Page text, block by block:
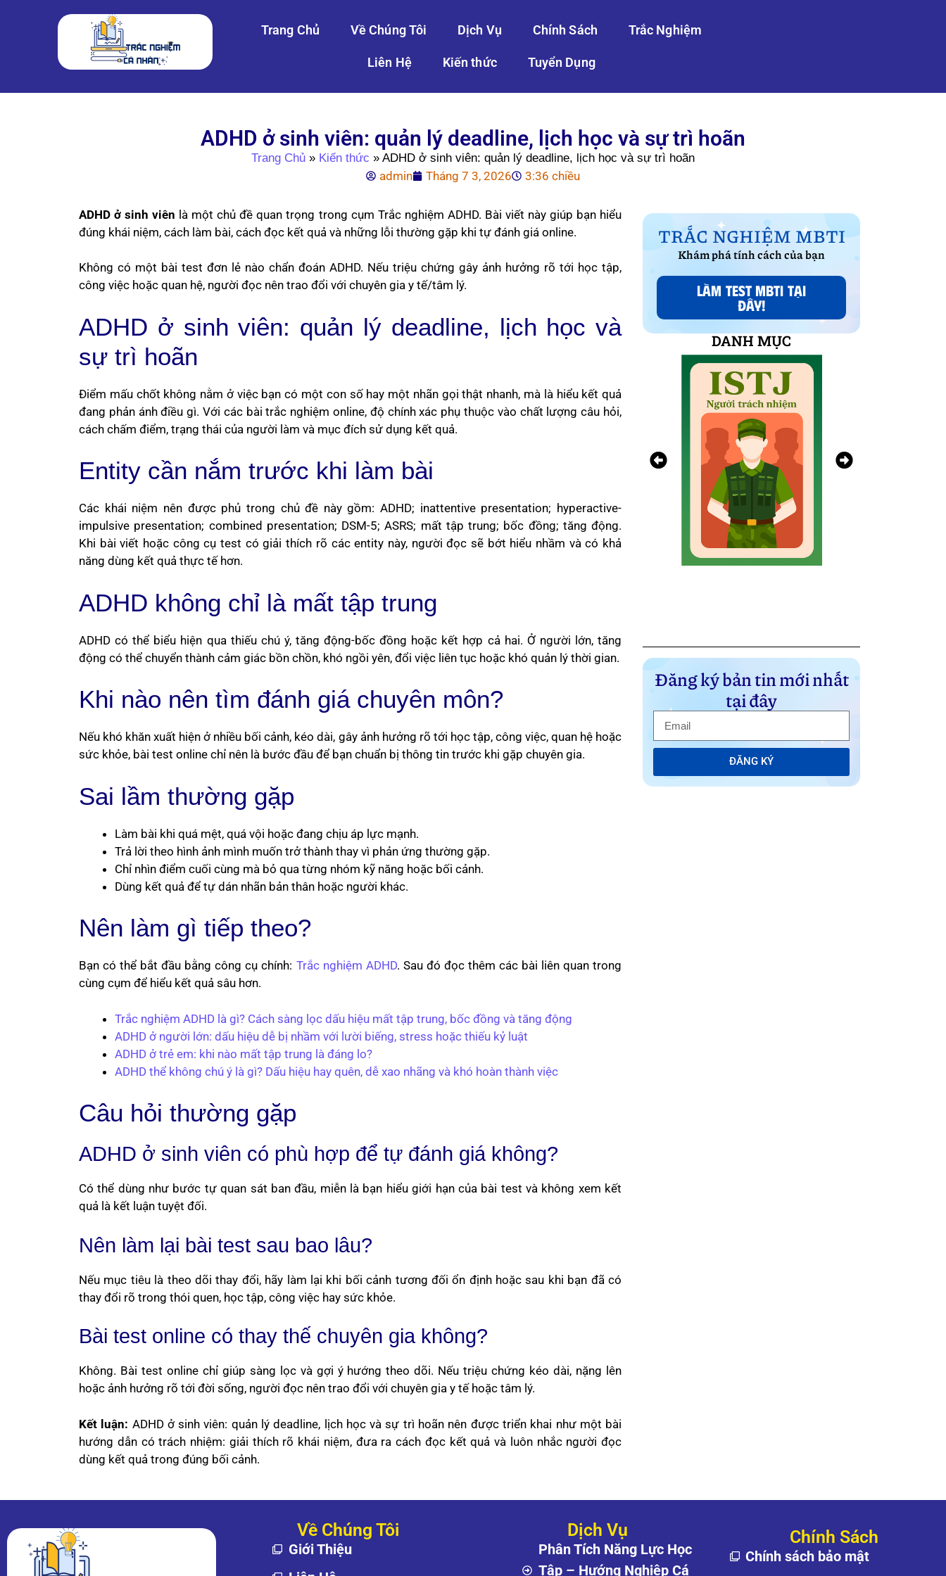
Trang Chủ Về Chúng Tôi Dịch Vụ Chính Sách Trắc Nghiệm
Liên Hệ Kiến thức Tuyển Dụng
ADHD ở sinh viên: quản lý deadline, lịch học và sự trì hoãn
Trang Chủ » Kiến thức » ADHD ở sinh viên: quản lý deadline, lịch học và sự trì hoãn
admin Tháng 7 3, 2026 3:36 chiều
ADHD ở sinh viên là một chủ đề quan trọng trong cụm Trắc nghiệm ADHD. Bài viết này giúp bạn hiểu
đúng khái niệm, cách làm bài, cách đọc kết quả và những lỗi thường gặp khi tự đánh giá online.
Không có một bài test đơn lẻ nào chẩn đoán ADHD. Nếu triệu chứng gây ảnh hưởng rõ tới học tập,
công việc hoặc quan hệ, người đọc nên trao đổi với chuyên gia y tế/tâm lý.
ADHD ở sinh viên: quản lý deadline, lịch học và
sự trì hoãn
Điểm mấu chốt không nằm ở việc bạn có một con số hay một nhãn gọi thật nhanh, mà là hiểu kết quả
đang phản ánh điều gì. Với các bài trắc nghiệm online, độ chính xác phụ thuộc vào chất lượng câu hỏi,
cách chấm điểm, trạng thái của người làm và mục đích sử dụng kết quả.
Entity cần nắm trước khi làm bài
Các khái niệm nên được phủ trong chủ đề này gồm: ADHD; inattentive presentation; hyperactive-
impulsive presentation; combined presentation; DSM-5; ASRS; mất tập trung; bốc đồng; tăng động.
Khi bài viết hoặc công cụ test có giải thích rõ các entity này, người đọc sẽ bớt hiểu nhầm và có khả
năng dùng kết quả thực tế hơn.
ADHD không chỉ là mất tập trung
ADHD có thể biểu hiện qua thiếu chú ý, tăng động-bốc đồng hoặc kết hợp cả hai. Ở người lớn, tăng
động có thể chuyển thành cảm giác bồn chồn, khó ngồi yên, đổi việc liên tục hoặc khó quản lý thời gian.
Khi nào nên tìm đánh giá chuyên môn?
Nếu khó khăn xuất hiện ở nhiều bối cảnh, kéo dài, gây ảnh hưởng rõ tới học tập, công việc, quan hệ hoặc
sức khỏe, bài test online chỉ nên là bước đầu để bạn chuẩn bị thông tin trước khi gặp chuyên gia.
Sai lầm thường gặp
Làm bài khi quá mệt, quá vội hoặc đang chịu áp lực mạnh.
Trả lời theo hình ảnh mình muốn trở thành thay vì phản ứng thường gặp.
Chỉ nhìn điểm cuối cùng mà bỏ qua từng nhóm kỹ năng hoặc bối cảnh.
Dùng kết quả để tự dán nhãn bản thân hoặc người khác.
Nên làm gì tiếp theo?
Bạn có thể bắt đầu bằng công cụ chính: Trắc nghiệm ADHD. Sau đó đọc thêm các bài liên quan trong
cùng cụm để hiểu kết quả sâu hơn.
Trắc nghiệm ADHD là gì? Cách sàng lọc dấu hiệu mất tập trung, bốc đồng và tăng động
ADHD ở người lớn: dấu hiệu dễ bị nhầm với lười biếng, stress hoặc thiếu kỷ luật
ADHD ở trẻ em: khi nào mất tập trung là đáng lo?
ADHD thể không chú ý là gì? Dấu hiệu hay quên, dễ xao nhãng và khó hoàn thành việc
Câu hỏi thường gặp
ADHD ở sinh viên có phù hợp để tự đánh giá không?
Có thể dùng như bước tự quan sát ban đầu, miễn là bạn hiểu giới hạn của bài test và không xem kết
quả là kết luận tuyệt đối.
Nên làm lại bài test sau bao lâu?
Nếu mục tiêu là theo dõi thay đổi, hãy làm lại khi bối cảnh tương đối ổn định hoặc sau khi bạn đã có
thay đổi rõ trong thói quen, học tập, công việc hay sức khỏe.
Bài test online có thay thế chuyên gia không?
Không. Bài test online chỉ giúp sàng lọc và gợi ý hướng theo dõi. Nếu triệu chứng kéo dài, nặng lên
hoặc ảnh hưởng rõ tới đời sống, người đọc nên trao đổi với chuyên gia y tế hoặc tâm lý.
Kết luận: ADHD ở sinh viên: quản lý deadline, lịch học và sự trì hoãn nên được triển khai như một bài
hướng dẫn có trách nhiệm: giải thích rõ khái niệm, đưa ra cách đọc kết quả và luôn nhắc người đọc
dùng kết quả trong đúng bối cảnh.
TRẮC NGHIỆM MBTI
Khám phá tính cách của bạn
LÀM TEST MBTI TẠI
ĐÂY!
DANH MỤC
Đăng ký bản tin mới nhất
tại đây
ĐĂNG KÝ
Về Chúng Tôi
Giới Thiệu
Dịch Vụ
Phân Tích Năng Lực Học
Tập – Hướng Nghiệp Cá
Chính Sách
Chính sách bảo mật